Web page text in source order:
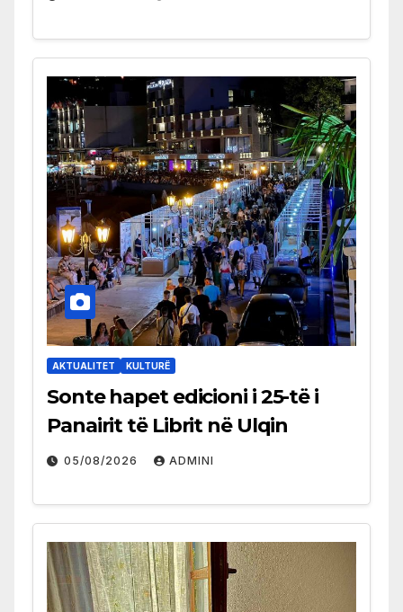
AKTUALITET KULTURË
Sonte hapet edicioni i 25-të i
Panairit të Librit në Ulqin
05/08/2026 ADMINI